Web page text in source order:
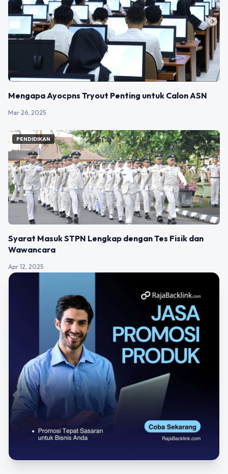
Mengapa Ayocpns Tryout Penting untuk Calon ASN
Mar 26, 2025
PENDIDIKAN
Syarat Masuk STPN Lengkap dengan Tes Fisik dan
Wawancara
Apr 12, 2025